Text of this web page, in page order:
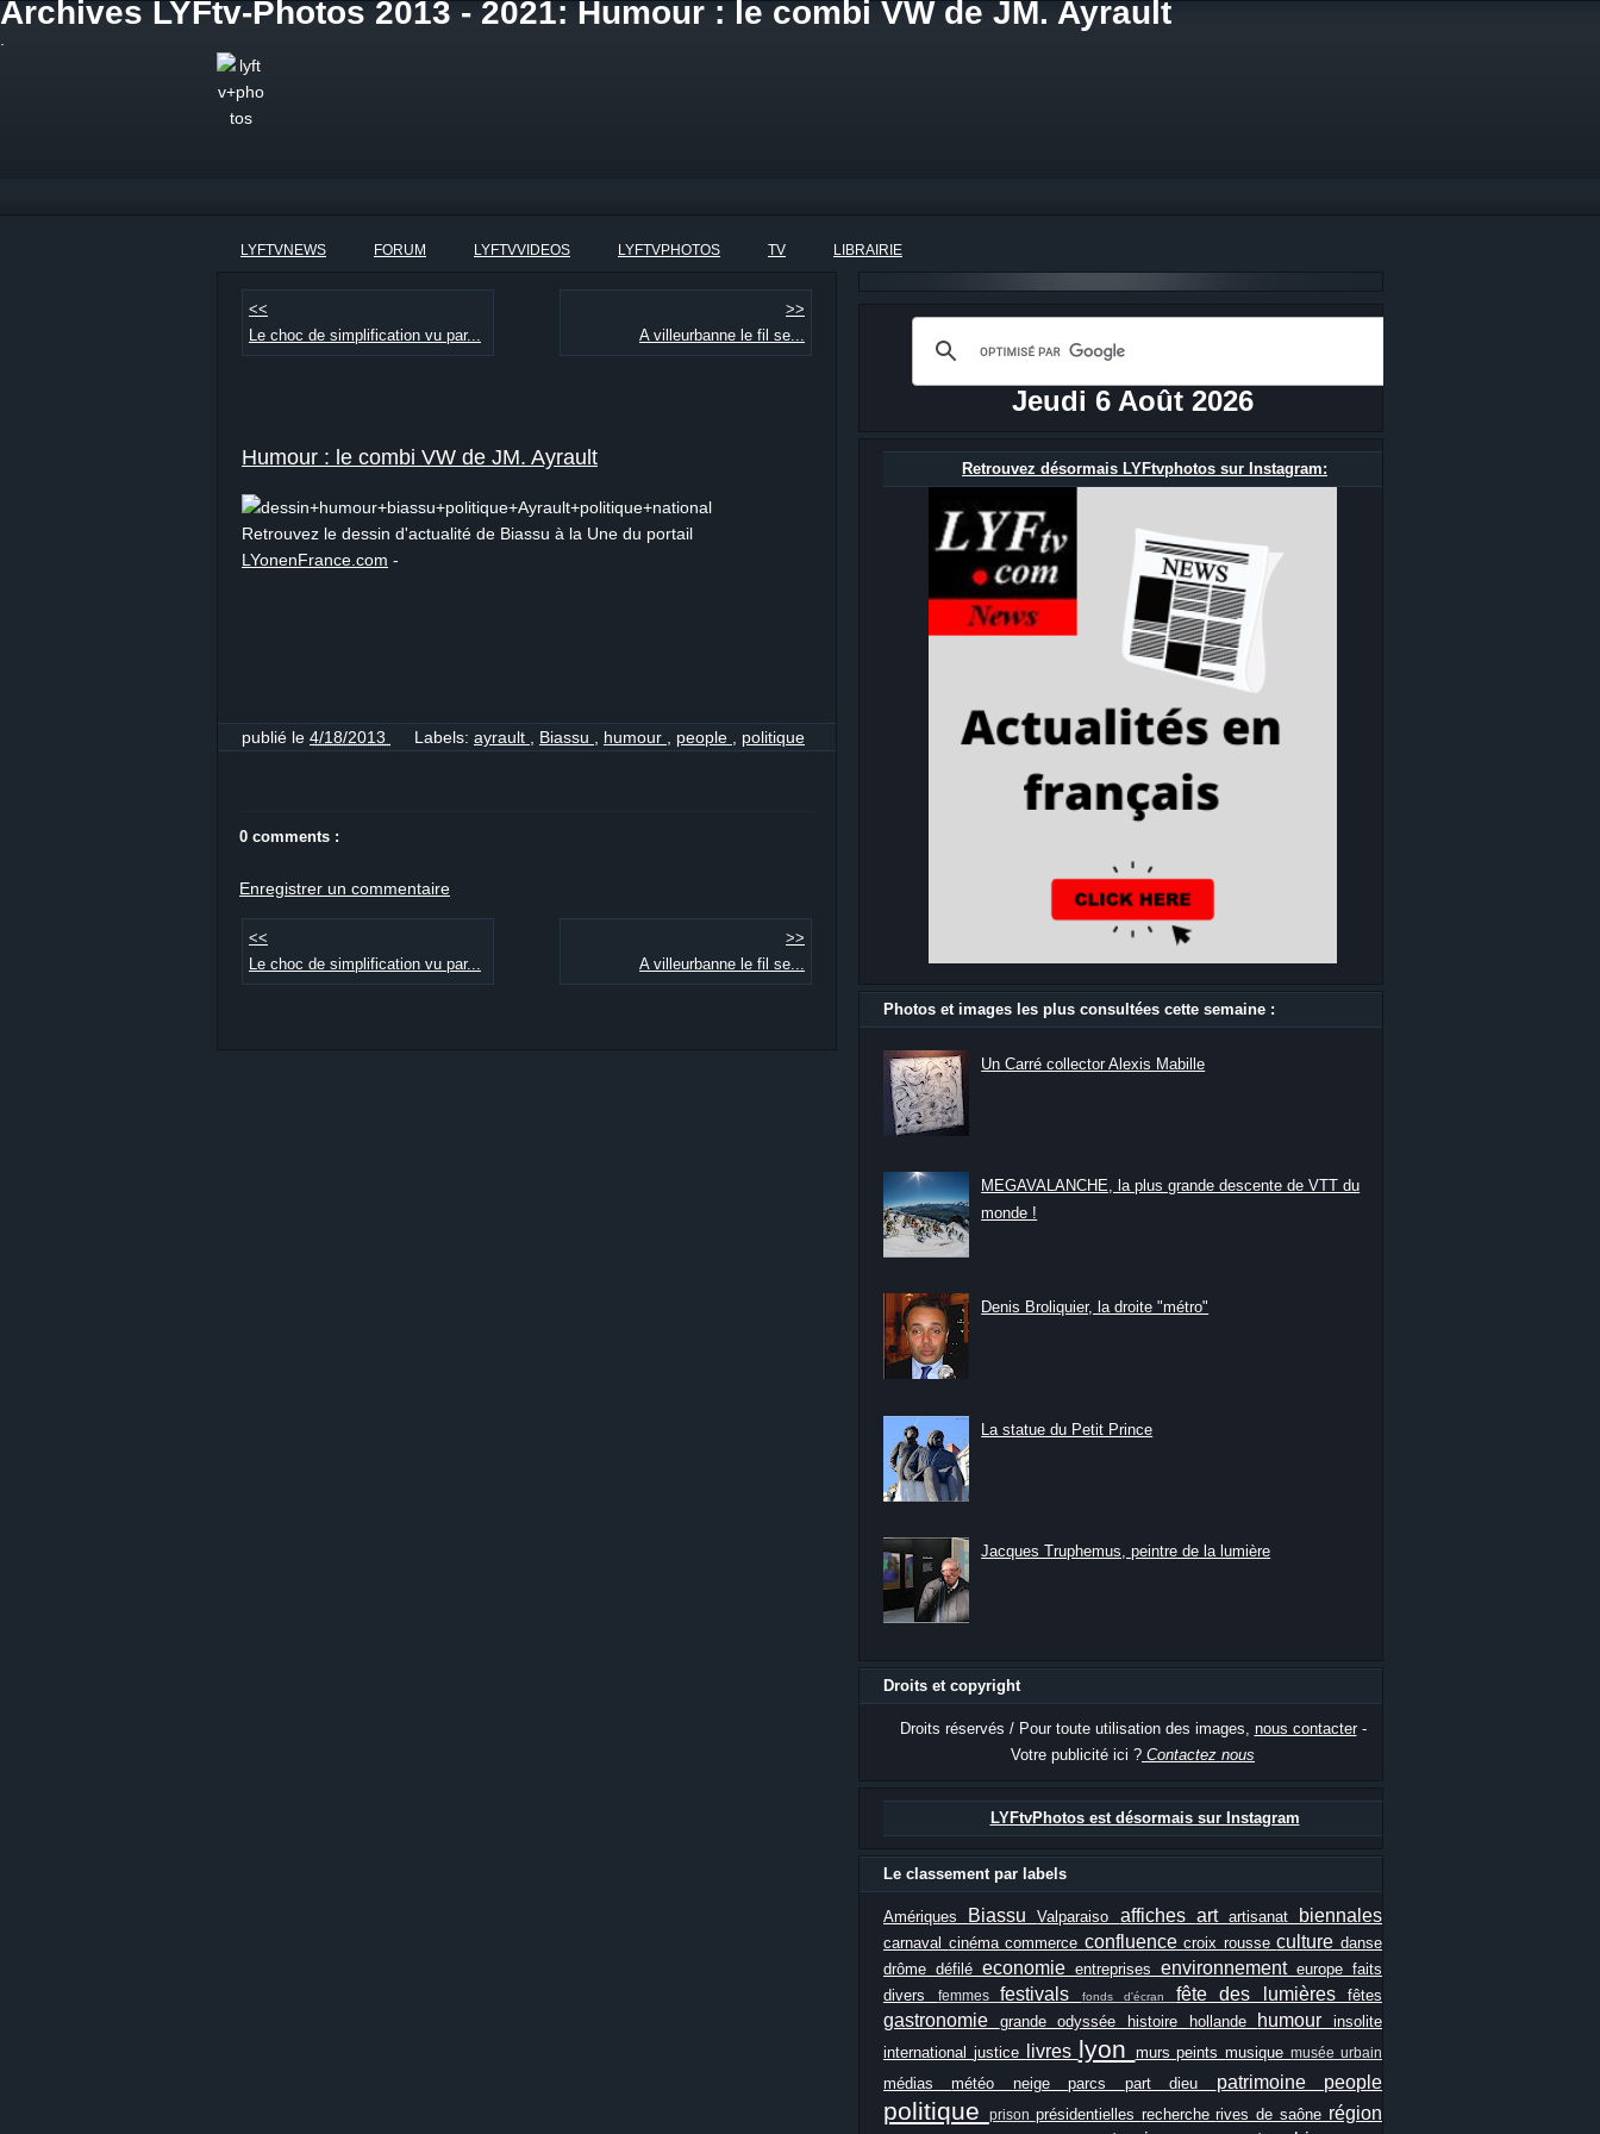
Archives LYFtv-Photos 2013 - 2021: Humour : le combi VW de JM. Ayrault
LYFTVNEWS FORUM LYFTVVIDEOS LYFTVPHOTOS TV LIBRAIRIE
<<
Le choc de simplification vu par...
>>
A villeurbanne le fil se...
Humour : le combi VW de JM. Ayrault
Retrouvez le dessin d'actualité de Biassu à la Une du portail
LYonenFrance.com -
publié le 4/18/2013 Labels: ayrault Biassu humour people politique
0 comments :
Enregistrer un commentaire
<<
Le choc de simplification vu par...
>>
A villeurbanne le fil se...
Jeudi 6 Août 2026
Retrouvez désormais LYFtvphotos sur Instagram:
Photos et images les plus consultées cette semaine :
Un Carré collector Alexis Mabille
MEGAVALANCHE, la plus grande descente de VTT du
monde !
Denis Broliquier, la droite "métro"
La statue du Petit Prince
Jacques Truphemus, peintre de la lumière
Droits et copyright
Droits réservés / Pour toute utilisation des images, nous contacter-
Votre publicité ici ? Contactez nous
LYFtvPhotos est désormais sur Instagram
Le classement par labels
Amériques BiassuValparaiso affiches art artisanat biennales
carnaval cinémacommerce confluencecroix rousseculturedanse
drôme défilé economie entreprises environnement europe faits
divers
femmes festivals fonds d'écran fête des lumières fêtes
gastronomie grande odyssée histoire hollande humourinsolite
international justice livres lyon murs peintsmusiquemusée urbain
médiasmétéo neigeparcs part dieu patrimoine people
politique prison présidentielles rechercherives de saône région